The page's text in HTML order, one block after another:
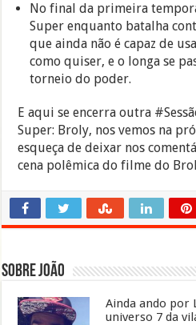
No final da primeira
Super enquanto batalha
que ainda não é capaz de
como quiser, e o longa se
torneio do poder.
E aqui se encerra outra
Super: Broly, nos vemos na
esqueça de deixar nos
cena polêmica do filme do
Sobre João
Ainda ando por
universo 7 da